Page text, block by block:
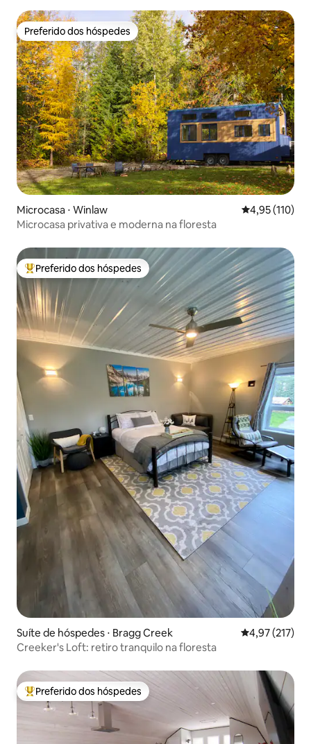
Preferido dos hóspedes
Preferido dos hóspedes
Microcasa ⋅ Winlaw 4,95 de uma
4,95 (110)
Microcasa privativa e moderna na floresta
Entre os melhores preferidos dos hóspedes
Preferido dos hóspedes
Suíte de hóspedes ⋅ Bragg Creek 4,97 de uma
4,97 (217)
Creeker's Loft: retiro tranquilo na floresta
Entre os melhores preferidos dos hóspedes
Preferido dos hóspedes